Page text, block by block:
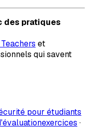
des pratiques
et
qui savent
pour étudiants
exercices ·